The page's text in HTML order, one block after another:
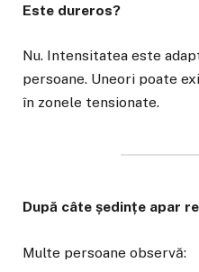
Este dureros?
Nu. Intensitatea este
persoane. Uneori poate
în zonele tensionate.
După câte ședințe apar
Multe persoane observă: